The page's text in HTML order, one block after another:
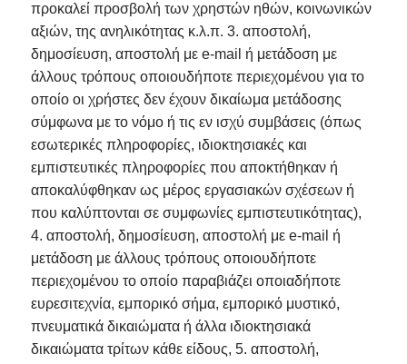
προκαλεί προσβολή των χρηστών ηθών, κοινωνικών
αξιών, της ανηλικότητας κ.λ.π. 3. αποστολή,
δημοσίευση, αποστολή με e-mail ή μετάδοση με
άλλους τρόπους οποιουδήποτε περιεχομένου για το
οποίο οι χρήστες δεν έχουν δικαίωμα μετάδοσης
σύμφωνα με το νόμο ή τις εν ισχύ συμβάσεις (όπως
εσωτερικές πληροφορίες, ιδιοκτησιακές και
εμπιστευτικές πληροφορίες που αποκτήθηκαν ή
αποκαλύφθηκαν ως μέρος εργασιακών σχέσεων ή
που καλύπτονται σε συμφωνίες εμπιστευτικότητας),
4. αποστολή, δημοσίευση, αποστολή με e-mail ή
μετάδοση με άλλους τρόπους οποιουδήποτε
περιεχομένου το οποίο παραβιάζει οποιαδήποτε
ευρεσιτεχνία, εμπορικό σήμα, εμπορικό μυστικό,
πνευματικά δικαιώματα ή άλλα ιδιοκτησιακά
δικαιώματα τρίτων κάθε είδους, 5. αποστολή,